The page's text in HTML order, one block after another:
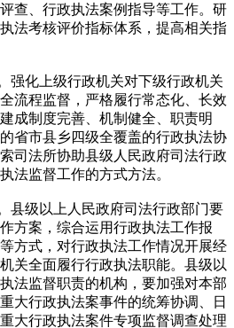
查、行政执法案例指导等工作。研
法考核评价指标体系，提高相关指
强化上级行政机关对下级行政机关
流程监督，严格履行常态化、长效
成制度完善、机制健全、职责明
省市县乡四级全覆盖的行政执法协
司法所协助县级人民政府司法行政
法监督工作的方式方法。
县级以上人民政府司法行政部门要
方案，综合运用行政执法工作报
方式，对行政执法工作情况开展经
关全面履行行政执法职能。县级以
法监督职责的机构，要加强对本部
大行政执法案事件的统筹协调、日
大行政执法案件专项监督调查处理